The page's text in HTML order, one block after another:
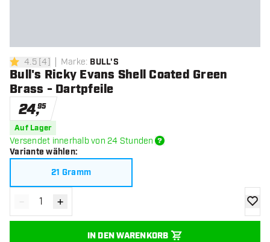
4.5 Bewertungssterne
4.5[4] Marke: BULL'S
Bull's Ricky Evans Shell Coated Green
Brass - Dartpfeile
24,95
Auf Lager
Versendet innerhalb von 24 Stunden
Variante wählen:
21 Gramm
Menge verringern
- Menge erhöhen
+
IN DEN WARENKORB
Zur